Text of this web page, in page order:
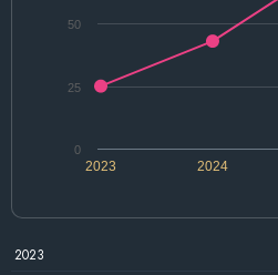
2024
2023
0
25
50
2023